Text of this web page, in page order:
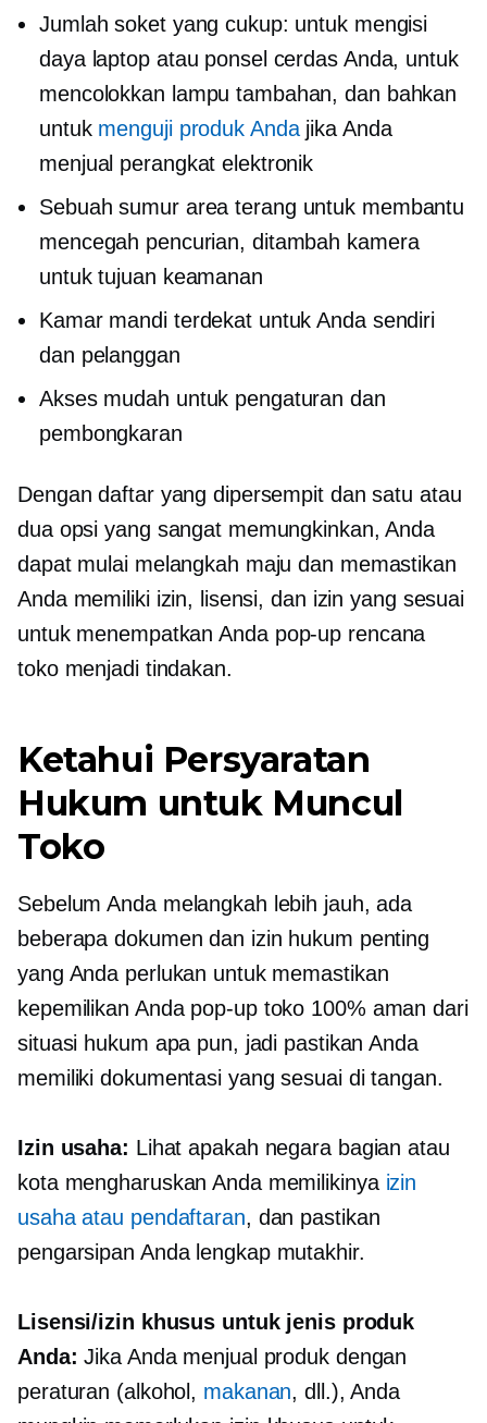
Jumlah soket yang cukup: untuk mengisi
daya laptop atau ponsel cerdas Anda, untuk
mencolokkan lampu tambahan, dan bahkan
untuk menguji produk Andajika Anda
menjual perangkat elektronik
Sebuah sumur area terang untuk membantu
mencegah pencurian, ditambah kamera
untuk tujuan keamanan
Kamar mandi terdekat untuk Anda sendiri
dan pelanggan
Akses mudah untuk pengaturan dan
pembongkaran
Dengan daftar yang dipersempit dan satu atau
dua opsi yang sangat memungkinkan, Anda
dapat mulai melangkah maju dan memastikan
Anda memiliki izin, lisensi, dan izin yang sesuai
untuk menempatkan Anda pop-up rencana
toko menjadi tindakan.
Ketahui Persyaratan
Hukum untuk Muncul
Toko
Sebelum Anda melangkah lebih jauh, ada
beberapa dokumen dan izin hukum penting
yang Anda perlukan untuk memastikan
kepemilikan Anda pop-uptoko 100% aman dari
situasi hukum apa pun, jadi pastikan Anda
memiliki dokumentasi yang sesuai di tangan.
Izin usaha: Lihat apakah negara bagian atau
kota mengharuskan Anda memilikinya izin
usaha atau pendaftaran, dan pastikan
pengarsipan Anda lengkap mutakhir.
Lisensi/izin khusus untuk jenis produk
Anda: Jika Anda menjual produk dengan
peraturan (alkohol, makanan, dll.), Anda